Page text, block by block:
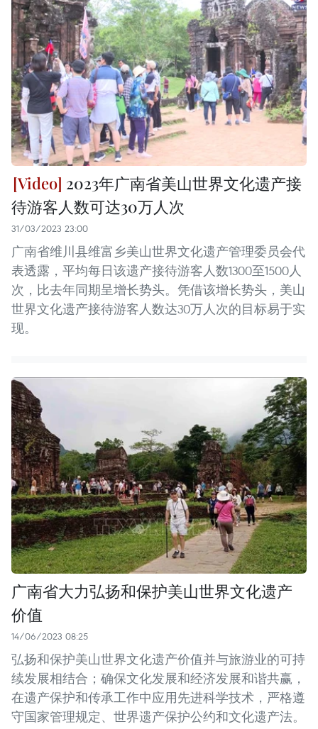
2023年广南省美山世界文化遗产接
待游客人数可达30万人次
31/03/2023 23:00
广南省维川县维富乡美山世界文化遗产管理委员会代
表透露，平均每日该遗产接待游客人数1300至1500人
次，比去年同期呈增长势头。凭借该增长势头，美山
世界文化遗产接待游客人数达30万人次的目标易于实
现。
广南省大力弘扬和保护美山世界文化遗产
价值
14/06/2023 08:25
弘扬和保护美山世界文化遗产价值并与旅游业的可持
续发展相结合；确保文化发展和经济发展和谐共赢，
在遗产保护和传承工作中应用先进科学技术，严格遵
守国家管理规定、世界遗产保护公约和文化遗产法。